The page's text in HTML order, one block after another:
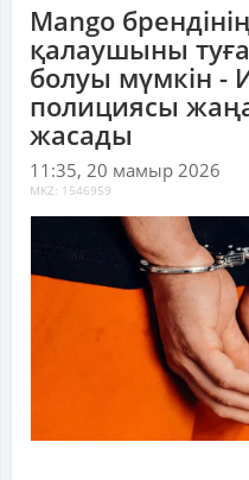
Mango
қалаушыны
болуы мүмкін -
полициясы
жасады
11:35, 20 мамыр 2026
MKZ: 1546959